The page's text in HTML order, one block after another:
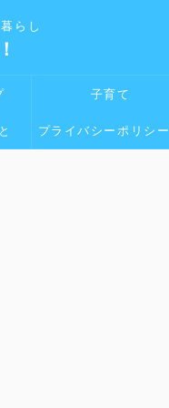
らし
子育て
プライバシーポリシー